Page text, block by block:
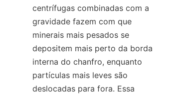
centrífugas combinadas com a
gravidade fazem com que
minerais mais pesados se
depositem mais perto da borda
interna do chanfro, enquanto
partículas mais leves são
deslocadas para fora. Essa